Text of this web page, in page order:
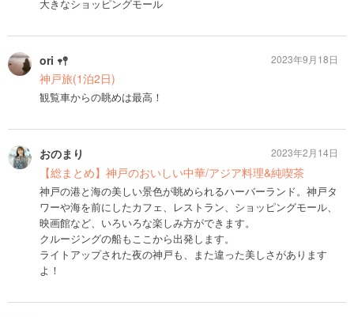
大きなショッピングモール
ori‪‪ 𖥧𖤣
神戸旅(1泊2日)
観覧車からの眺めは最高！
2023年9月18日
おのまり
【総まとめ】神戸のおいしい中華/アジア料理&純喫茶
神戸の港と海の美しい景色が眺められるハーバーランド。神戸タ
ワーや海を前にしたカフェ、レストラン、ショッピングモール、
映画館など、いろいろな楽しみ方ができます。
クルージングの船もここから出発します。
ライトアップされた夜の神戸も、また違った美しさがあります
よ！
2023年2月14日